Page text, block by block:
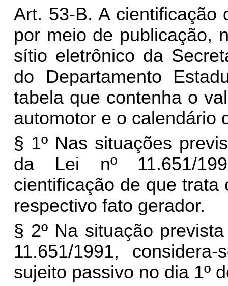
Art. 53-B. A cientificação
por meio de publicação,
sítio eletrônico da
do Departamento
tabela que contenha o
automotor e o calendário
§ 1º Nas situações
da Lei nº 11.651/
cientificação de que
respectivo fato gerador.
§ 2º Na situação
11.651/1991,
sujeito passivo no dia 1º